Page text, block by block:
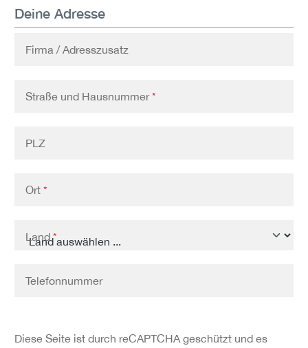
Deine Adresse
Firma / Adresszusatz
Straße und Hausnummer*
PLZ
Ort *
Land*
Telefonnummer
Diese Seite ist durch reCAPTCHA geschützt und es